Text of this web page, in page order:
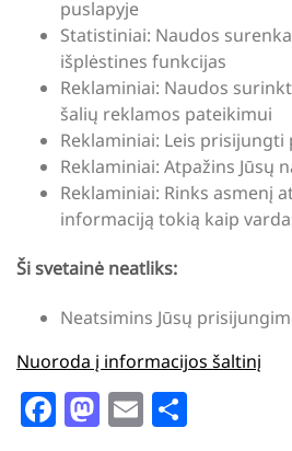
puslapyje
Statistiniai: Naudos
išplėstines funkcijas
Reklaminiai: Naudos
šalių reklamos pateikimui
Reklaminiai: Leis
Reklaminiai: Atpažins Jūsų
Reklaminiai: Rinks asmenį
informaciją tokią kaip
Ši svetainė neatliks:
Neatsimins Jūsų
Nuoroda į informacijos šaltinį
Facebook
Mastodon
Email